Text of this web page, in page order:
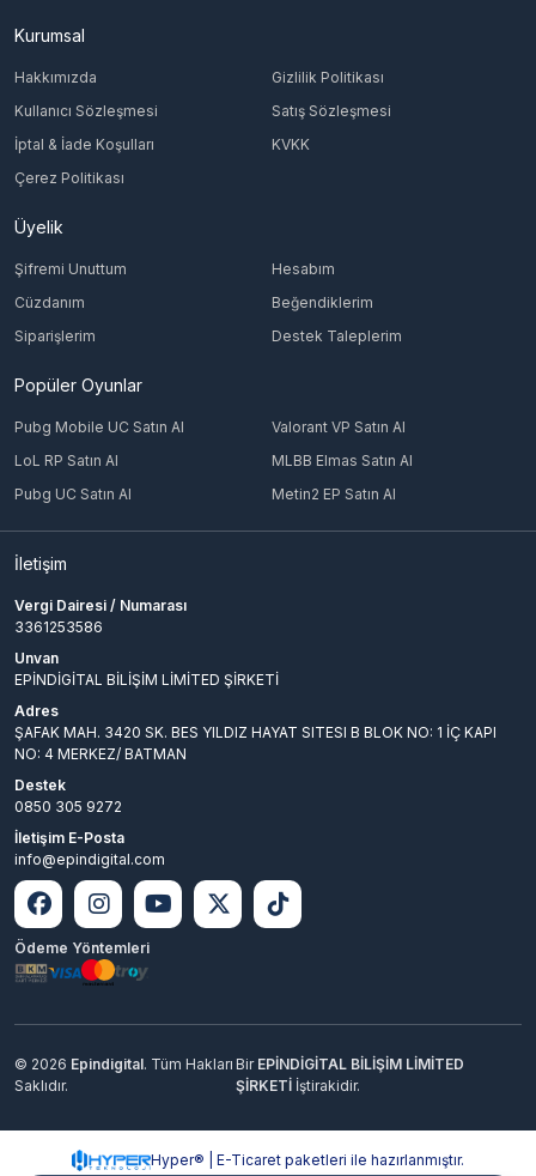
Kurumsal
Hakkımızda
Gizlilik Politikası
Kullanıcı Sözleşmesi
Satış Sözleşmesi
İptal & İade Koşulları
KVKK
Çerez Politikası
Üyelik
Şifremi Unuttum
Hesabım
Cüzdanım
Beğendiklerim
Siparişlerim
Destek Taleplerim
Popüler Oyunlar
Pubg Mobile UC Satın Al
Valorant VP Satın Al
LoL RP Satın Al
MLBB Elmas Satın Al
Pubg UC Satın Al
Metin2 EP Satın Al
İletişim
Vergi Dairesi / Numarası
3361253586
Unvan
EPİNDİGİTAL BİLİŞİM LİMİTED ŞİRKETİ
Adres
ŞAFAK MAH. 3420 SK. BES YILDIZ HAYAT SITESI B BLOK NO: 1 İÇ KAPI
NO: 4 MERKEZ/ BATMAN
Destek
0850 305 9272
İletişim E-Posta
info@epindigital.com
Ödeme Yöntemleri
© 2026 Epindigital. Tüm Hakları
Saklıdır.
Bir EPİNDİGİTAL BİLİŞİM LİMİTED
ŞİRKETİ İştirakidir.
Hyper® | E-Ticaret paketleri ile hazırlanmıştır.